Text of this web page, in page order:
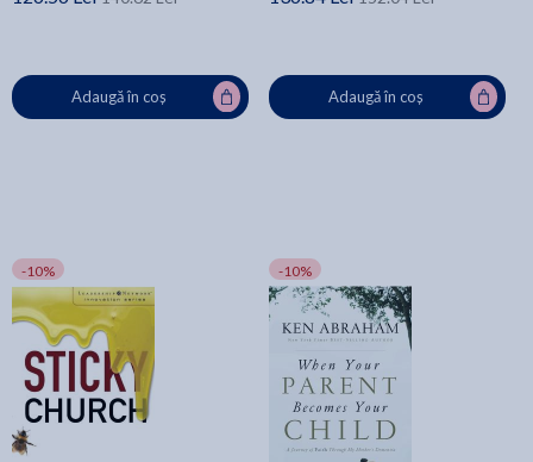
Adaugă în coș Adaugă în coș
-10% -10%